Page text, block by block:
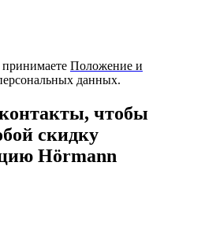
Положение и
данных.
чтобы
скидку
Hörmann